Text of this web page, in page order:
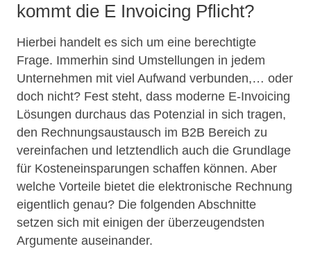
kommt die E Invoicing Pflicht?
Hierbei handelt es sich um eine berechtigte
Frage. Immerhin sind Umstellungen in jedem
Unternehmen mit viel Aufwand verbunden,… oder
doch nicht? Fest steht, dass moderne E-Invoicing
Lösungen durchaus das Potenzial in sich tragen,
den Rechnungsaustausch im B2B Bereich zu
vereinfachen und letztendlich auch die Grundlage
für Kosteneinsparungen schaffen können. Aber
welche Vorteile bietet die elektronische Rechnung
eigentlich genau? Die folgenden Abschnitte
setzen sich mit einigen der überzeugendsten
Argumente auseinander.